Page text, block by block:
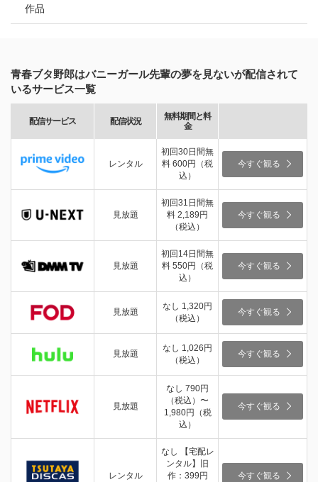
作品
青春ブタ野郎はバニーガール先輩の夢を見ないが配信されて
いるサービス一覧
配信サービス 配信状況
無料期間と料
金
レンタル
初回30日間無
料 600円（税
込）
今すぐ観る
見放題
初回31日間無
料 2,189円
（税込）
今すぐ観る
見放題
初回14日間無
料 550円（税
込）
今すぐ観る
見放題
なし 1,320円
（税込）
今すぐ観る
見放題
なし 1,026円
（税込）
今すぐ観る
見放題
なし 790円
（税込）〜
1,980円（税
込）
今すぐ観る
レンタル
なし 【宅配レ
ンタル】旧
作：399円
今すぐ観る